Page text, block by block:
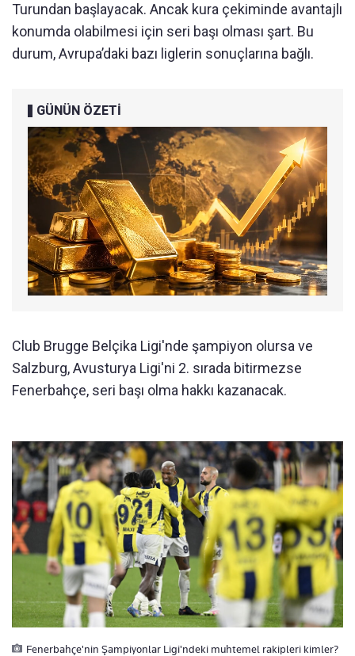
Turundan başlayacak. Ancak kura çekiminde avantajlı
konumda olabilmesi için seri başı olması şart. Bu
durum, Avrupa’daki bazı liglerin sonuçlarına bağlı.
GÜNÜN ÖZETİ
Club Brugge Belçika Ligi'nde şampiyon olursa ve
Salzburg, Avusturya Ligi'ni 2. sırada bitirmezse
Fenerbahçe, seri başı olma hakkı kazanacak.
Fenerbahçe'nin Şampiyonlar Ligi'ndeki muhtemel rakipleri kimler?